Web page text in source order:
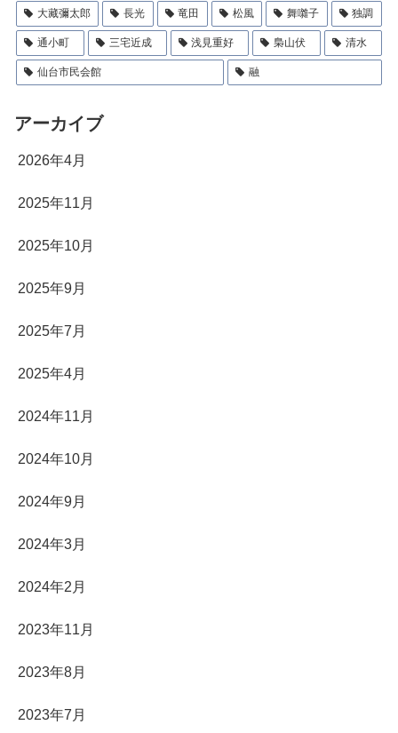
大藏彌太郎 長光 竜田 松風 舞囃子 独調
通小町 三宅近成 浅見重好 梟山伏 清水
仙台市民会館 融
アーカイブ
2026年4月
2025年11月
2025年10月
2025年9月
2025年7月
2025年4月
2024年11月
2024年10月
2024年9月
2024年3月
2024年2月
2023年11月
2023年8月
2023年7月